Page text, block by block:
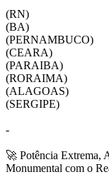
(RN)
(BA)
(PERNAMBUCO)
(CEARA)
(PARAIBA)
(RORAIMA)
(ALAGOAS)
(SERGIPE)
-
🚀 Potência Extrema,
Monumental com o